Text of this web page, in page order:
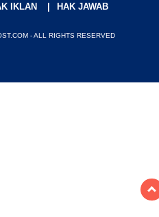
IKLAN HAK JAWAB
- ALL RIGHTS RESERVED